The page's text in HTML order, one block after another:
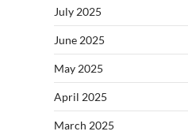
July 2025
June 2025
May 2025
April 2025
March 2025